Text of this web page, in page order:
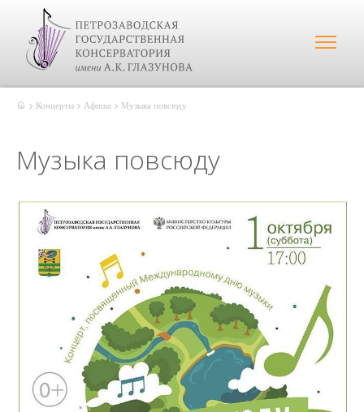
Концерты Афиша Музыка повсюду
Музыка повсюду